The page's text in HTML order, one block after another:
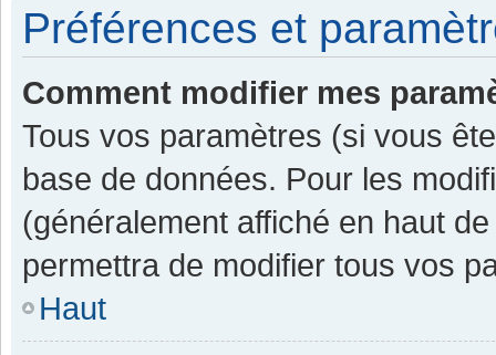
Préférences et
Comment modifier mes
Tous vos paramètres (si vous
base de données. Pour les
(généralement affiché en haut
permettra de modifier tous vos
Haut